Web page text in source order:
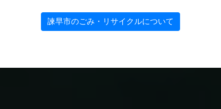
諫早市のごみ・リサイクルについて